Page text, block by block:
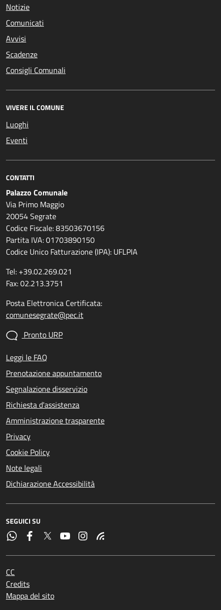
Notizie
Comunicati
Avvisi
Scadenze
Consigli Comunali
VIVERE IL COMUNE
Luoghi
Eventi
CONTATTI
Palazzo Comunale
Via Primo Maggio
20054 Segrate
Codice Fiscale: 83503670156
Partita IVA: 01703890150
Codice Unico Fatturazione (IPA): UFLPIA
Tel: +39.02.269.021
Fax: 02.213.3751
Posta Elettronica Certificata:
comunesegrate@pec.it
Pronto URP
Leggi le FAQ
Prenotazione appuntamento
Segnalazione disservizio
Richiesta d'assistenza
Amministrazione trasparente
Privacy
Cookie Policy
Note legali
Dichiarazione Accessibilità
SEGUICI SU
CC
Credits
Mappa del sito